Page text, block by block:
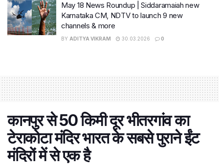
May 18 News Roundup | Siddaramaiah new
Karnataka CM, NDTV to launch 9 new
channels & more
BY ADITYA VIKRAM 30.03.2026 0
कानपुर से 50 किमी दूर भीतरगांव का
टेराकोटा मंदिर भारत के सबसे पुराने ईंट
मंदिरों में से एक है